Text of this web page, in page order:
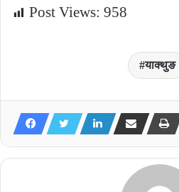
Post Views: 958
याक्थुङ